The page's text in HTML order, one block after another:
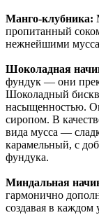
Манго-клубника:
пропитанный
нежнейшими
Шоколадная
фундук — они
Шоколадный
насыщенностью.
сиропом. В
вида мусса —
карамельный, с
фундука.
Миндальная
гармонично
создавая в каждом